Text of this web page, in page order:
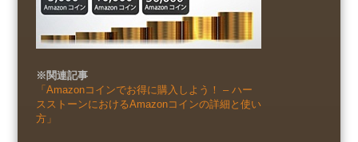
※関連記事
「Amazonコインでお得に購入しよう！ – ハー
スストーンにおけるAmazonコインの詳細と使い
方」